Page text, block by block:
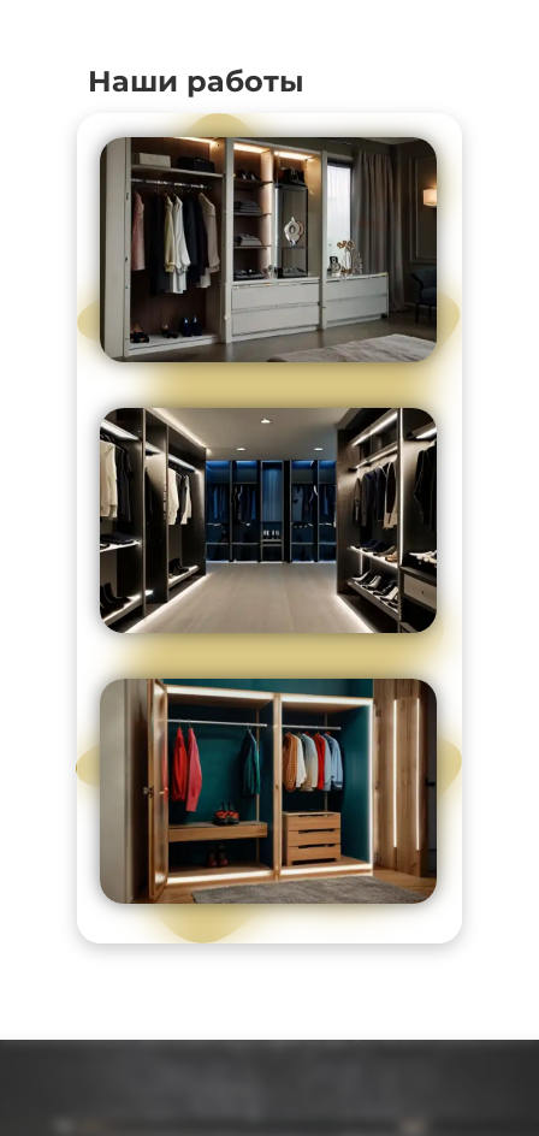
Наши работы